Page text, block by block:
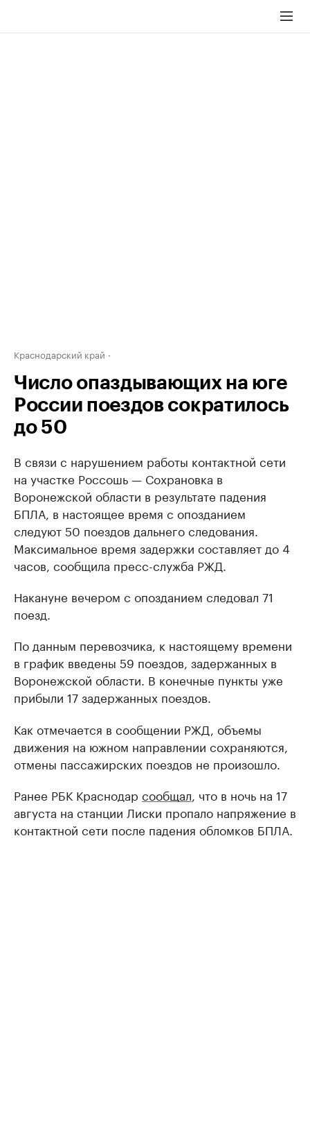
Краснодарский край
Число опаздывающих на юге
России поездов сократилось
до 50
В связи с нарушением работы контактной сети
на участке Россошь — Сохрановка в
Воронежской области в результате падения
БПЛА, в настоящее время с опозданием
следуют 50 поездов дальнего следования.
Максимальное время задержки составляет до 4
часов, сообщила пресс-служба РЖД.
Накануне вечером с опозданием следовал 71
поезд.
По данным перевозчика, к настоящему времени
в график введены 59 поездов, задержанных в
Воронежской области. В конечные пункты уже
прибыли 17 задержанных поездов.
Как отмечается в сообщении РЖД, объемы
движения на южном направлении сохраняются,
отмены пассажирских поездов не произошло.
Ранее РБК Краснодар сообщал , что в ночь на 17
августа на станции Лиски пропало напряжение в
контактной сети после падения обломков БПЛА.